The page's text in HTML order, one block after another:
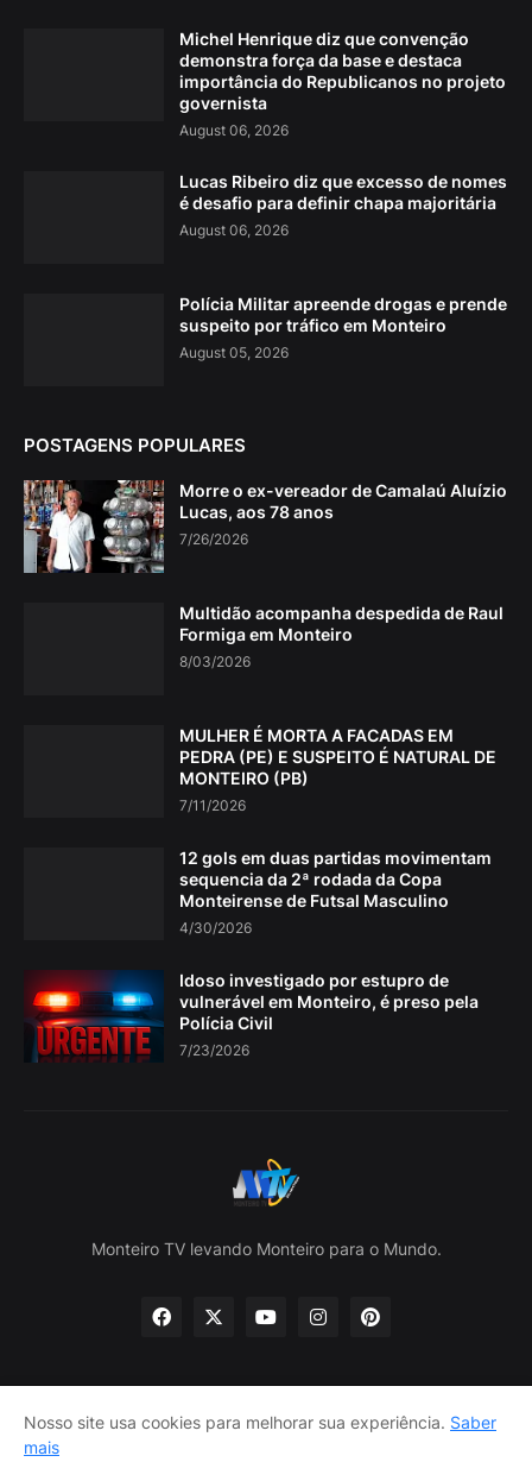
Michel Henrique diz que convenção
demonstra força da base e destaca
importância do Republicanos no projeto
governista
August 06, 2026
Lucas Ribeiro diz que excesso de nomes
é desafio para definir chapa majoritária
August 06, 2026
Polícia Militar apreende drogas e prende
suspeito por tráfico em Monteiro
August 05, 2026
POSTAGENS POPULARES
Morre o ex-vereador de Camalaú Aluízio
Lucas, aos 78 anos
7/26/2026
Multidão acompanha despedida de Raul
Formiga em Monteiro
8/03/2026
MULHER É MORTA A FACADAS EM
PEDRA (PE) E SUSPEITO É NATURAL DE
MONTEIRO (PB)
7/11/2026
12 gols em duas partidas movimentam
sequencia da 2ª rodada da Copa
Monteirense de Futsal Masculino
4/30/2026
Idoso investigado por estupro de
vulnerável em Monteiro, é preso pela
Polícia Civil
7/23/2026
Monteiro TV levando Monteiro para o Mundo.
Home Sobre nós
política de Privacidade
Nosso site usa cookies para melhorar sua experiência. Saber
mais